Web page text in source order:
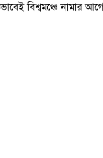
বিশ্বমঞ্চে নামার